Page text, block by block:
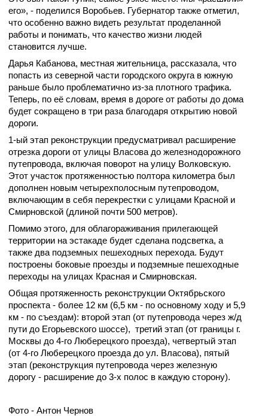
его», - поделился Воробьев. Губернатор также отметил,
что особенно важно видеть результат проделанной
работы и понимать, что качество жизни людей
становится лучше.
Дарья Кабанова, местная жительница, рассказала, что
попасть из северной части городского округа в южную
раньше было проблематично из-за плотного трафика.
Теперь, по её словам, время в дороге от работы до дома
будет сокращено в три раза благодаря открытию новой
дороги.
1-ый этап реконструкции предусматривал расширение
отрезка дороги от улицы Власова до железнодорожного
путепровода, включая поворот на улицу Волковскую.
Этот участок протяженностью полтора километра был
дополнен новым четырехполосным путепроводом,
включающим в себя перекрестки с улицами Красной и
Смирновской (длиной почти 500 метров).
Помимо этого, для облагораживания прилегающей
территории на эстакаде будет сделана подсветка, а
также два подземных пешеходных перехода. Будут
построены боковые проезды и подземные пешеходные
переходы на улицах Красная и Смирновская.
Общая протяженность реконструкции Октябрьского
проспекта - более 12 км (6,5 км - по основному ходу и 5,9
км - по съездам): второй этап (от путепровода через ж/д
пути до Егорьевского шоссе), третий этап (от границы г.
Москвы до 4-го Люберецкого проезда), четвертый этап
(от 4-го Люберецкого проезда до ул. Власова), пятый
этап (реконструкция путепровода через железную
дорогу - расширение до 3-х полос в каждую сторону).
Фото - Антон Чернов